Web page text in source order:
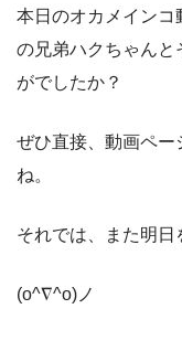
本日のオカメインコ
の兄弟ハクちゃんと
がでしたか？
ぜひ直接、動画ペー
ね。
それでは、また明日
(o^∇^o)ノ